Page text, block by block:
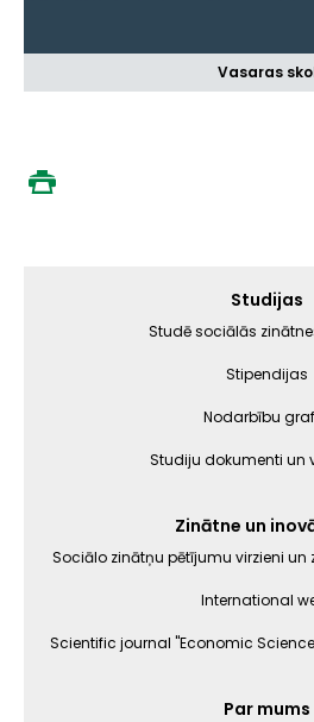
Vasaras
Studijas
Studē sociālās
Stipendijas
Nodarbību
Studiju dokumenti un
Zinātne un
Sociālo zinātņu pētījumu virzieni
International
Scientific journal "Economic
Par mums